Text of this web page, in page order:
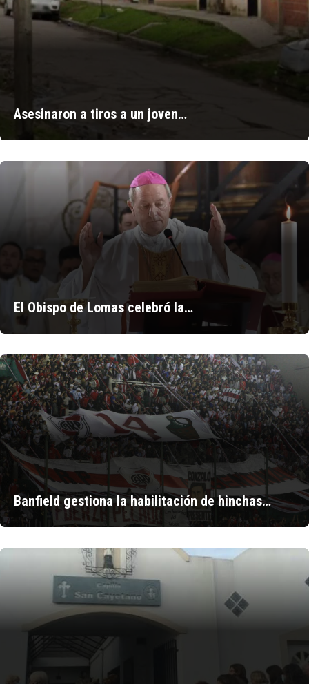
Asesinaron a tiros a un joven…
El Obispo de Lomas celebró la…
Banfield gestiona la habilitación de hinchas…